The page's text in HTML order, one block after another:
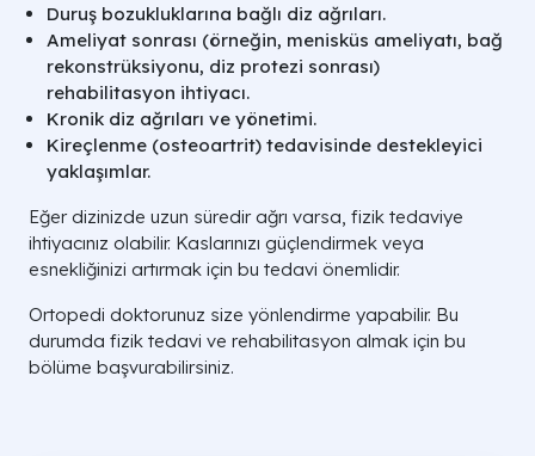
Duruş bozukluklarına bağlı diz ağrıları.
Ameliyat sonrası (örneğin, menisküs ameliyatı, bağ
rekonstrüksiyonu, diz protezi sonrası)
rehabilitasyon ihtiyacı.
Kronik diz ağrıları ve yönetimi.
Kireçlenme (osteoartrit) tedavisinde destekleyici
yaklaşımlar.
Eğer dizinizde uzun süredir ağrı varsa, fizik tedaviye
ihtiyacınız olabilir. Kaslarınızı güçlendirmek veya
esnekliğinizi artırmak için bu tedavi önemlidir.
Ortopedi doktorunuz size yönlendirme yapabilir. Bu
durumda fizik tedavi ve rehabilitasyon almak için bu
bölüme başvurabilirsiniz.